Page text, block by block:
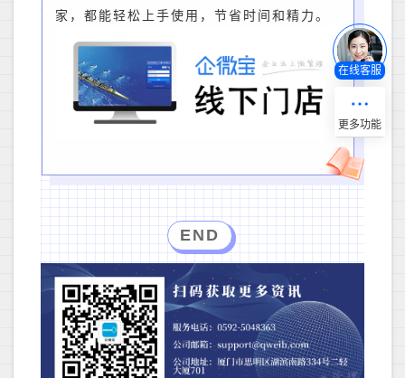
家，都能轻松上手使用，节省时间和精力。
END
在线客服